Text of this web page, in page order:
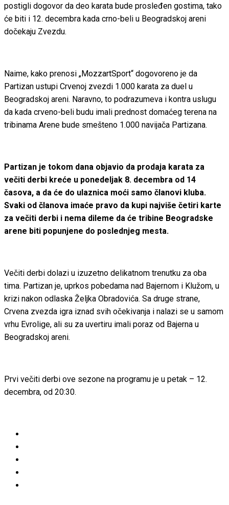
postigli dogovor da deo karata bude prosleđen gostima, tako
će biti i 12. decembra kada crno-beli u Beogradskoj areni
dočekaju Zvezdu.
Naime, kako prenosi „MozzartSport“ dogovoreno je da
Partizan ustupi Crvenoj zvezdi 1.000 karata za duel u
Beogradskoj areni. Naravno, to podrazumeva i kontra uslugu
da kada crveno-beli budu imali prednost domaćeg terena na
tribinama Arene bude smešteno 1.000 navijača Partizana.
Partizan je tokom dana objavio da prodaja karata za
večiti derbi kreće u ponedeljak 8. decembra od 14
časova, a da će do ulaznica moći samo članovi kluba.
Svaki od članova imaće pravo da kupi najviše četiri karte
za večiti derbi i nema dileme da će tribine Beogradske
arene biti popunjene do poslednjeg mesta.
Večiti derbi dolazi u izuzetno delikatnom trenutku za oba
tima. Partizan je, uprkos pobedama nad Bajernom i Klužom, u
krizi nakon odlaska Željka Obradovića. Sa druge strane,
Crvena zvezda igra iznad svih očekivanja i nalazi se u samom
vrhu Evrolige, ali su za uvertiru imali poraz od Bajerna u
Beogradskoj areni.
Prvi večiti derbi ove sezone na programu je u petak – 12.
decembra, od 20:30.